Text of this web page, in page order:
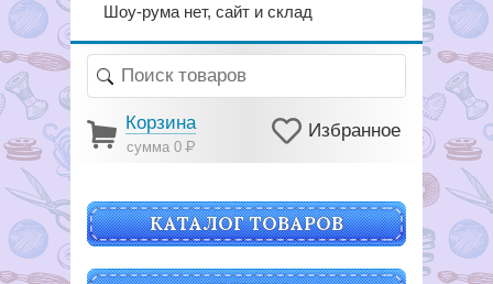
Шоу-рума нет, сайт и склад
Корзина
сумма 0Р
Избранное
КАТАЛОГ ТОВАРОВ